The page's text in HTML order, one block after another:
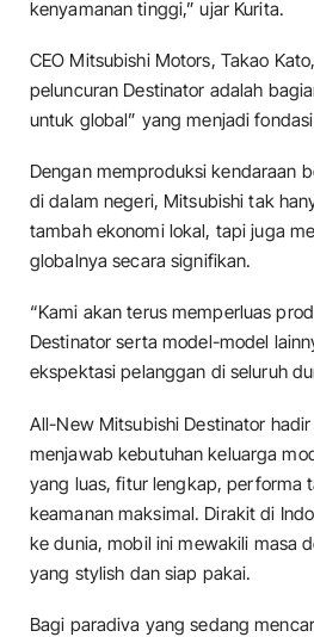
kenyamanan tinggi,” ujar Kurita.
CEO Mitsubishi Motors, Takao
peluncuran Destinator adalah
untuk global” yang menjadi
Dengan memproduksi kendaraan
di dalam negeri, Mitsubishi tak
tambah ekonomi lokal, tapi juga
globalnya secara signifikan.
“Kami akan terus memperluas
Destinator serta model-model
ekspektasi pelanggan di seluruh
All-New Mitsubishi Destinator
menjawab kebutuhan keluarga
yang luas, fitur lengkap, performa
keamanan maksimal. Dirakit di
ke dunia, mobil ini mewakili masa
yang stylish dan siap pakai.
Bagi paradiva yang sedang